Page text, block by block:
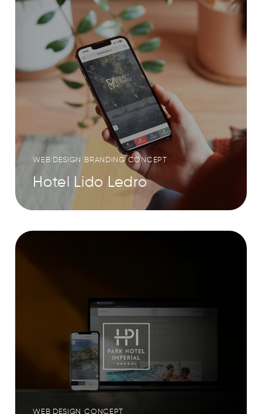
WEB DESIGN BRANDING CONCEPT
Hotel Lido Ledro
WEB DESIGN CONCEPT